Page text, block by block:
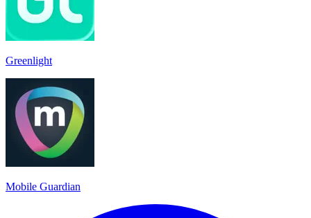
Greenlight
Mobile Guardian